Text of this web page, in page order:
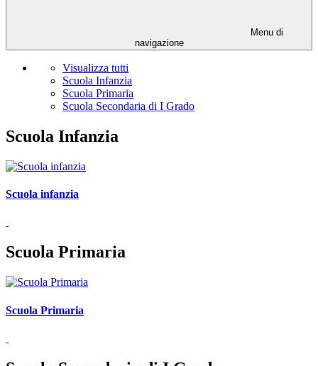
Menu di
navigazione
Visualizza tutti
Scuola Infanzia
Scuola Primaria
Scuola Secondaria di I Grado
Scuola Infanzia
Scuola infanzia
Scuola Primaria
Scuola Primaria